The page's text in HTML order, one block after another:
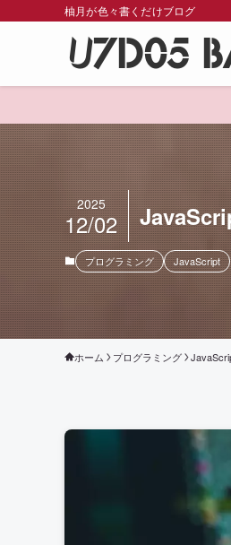
柚月が色々書くだけブログ
U7D05
2025
12/02
プログラミング JavaScript
ホーム プログラミング